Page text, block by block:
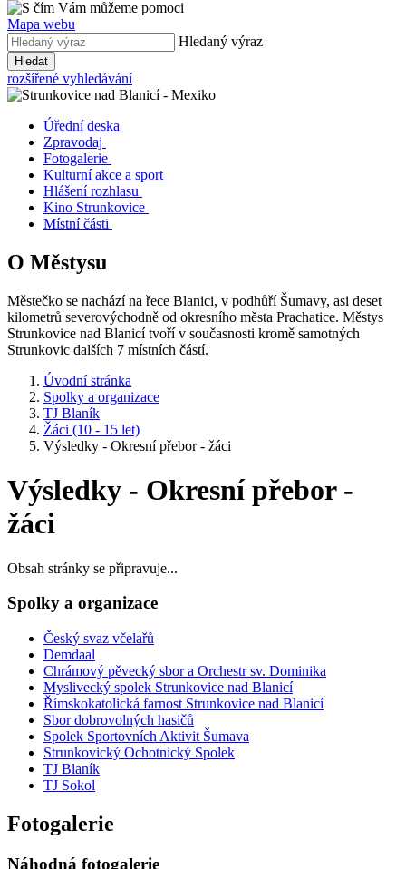
Mapa webu
Hledaný výraz
Hledat
rozšířené vyhledávání
Úřední deska
Zpravodaj
Fotogalerie
Kulturní akce a sport
Hlášení rozhlasu
Kino Strunkovice
Místní části
O Městysu
Městečko se nachází na řece Blanici, v podhůří Šumavy, asi deset
kilometrů severovýchodně od okresního města Prachatice. Městys
Strunkovice nad Blanicí tvoří v současnosti kromě samotných
Strunkovic dalších 7 místních částí.
Úvodní stránka
Spolky a organizace
TJ Blaník
Žáci (10 - 15 let)
Výsledky - Okresní přebor - žáci
Výsledky - Okresní přebor -
žáci
Obsah stránky se připravuje...
Spolky a organizace
Český svaz včelařů
Demdaal
Chrámový pěvecký sbor a Orchestr sv. Dominika
Myslivecký spolek Strunkovice nad Blanicí
Římskokatolická farnost Strunkovice nad Blanicí
Sbor dobrovolných hasičů
Spolek Sportovních Aktivit Šumava
Strunkovický Ochotnický Spolek
TJ Blaník
TJ Sokol
Fotogalerie
Náhodná fotogalerie